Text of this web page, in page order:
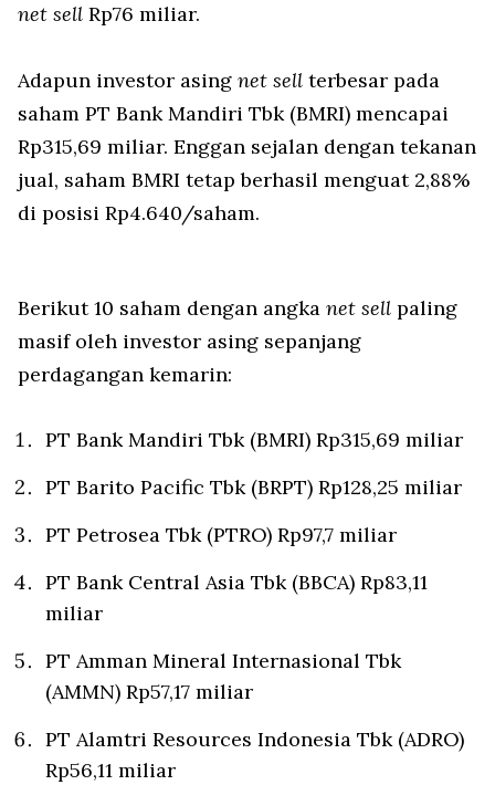
net sell Rp76 miliar.
Adapun investor asing net sell terbesar pada
saham PT Bank Mandiri Tbk (BMRI) mencapai
Rp315,69 miliar. Enggan sejalan dengan tekanan
jual, saham BMRI tetap berhasil menguat 2,88%
di posisi Rp4.640/saham.
Berikut 10 saham dengan angka net sell paling
masif oleh investor asing sepanjang
perdagangan kemarin:
PT Bank Mandiri Tbk (BMRI) Rp315,69 miliar
PT Barito Pacific Tbk (BRPT) Rp128,25 miliar
PT Petrosea Tbk (PTRO) Rp97,7 miliar
PT Bank Central Asia Tbk (BBCA) Rp83,11
miliar
PT Amman Mineral Internasional Tbk
(AMMN) Rp57,17 miliar
PT Alamtri Resources Indonesia Tbk (ADRO)
Rp56,11 miliar